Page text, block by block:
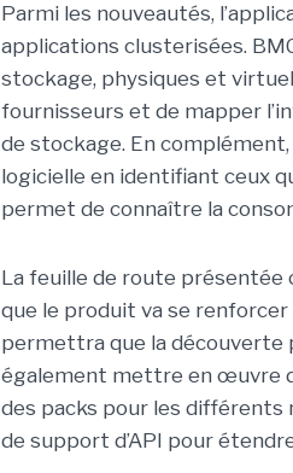
Parmi les nouveautés,
applications clusterisées.
stockage, physiques et
fournisseurs et de mapper
de stockage. En
logicielle en identifiant ceux
permet de connaître la
La feuille de route présentée
que le produit va se
permettra que la découverte
également mettre en œuvre
des packs pour les différents
de support d’API pour